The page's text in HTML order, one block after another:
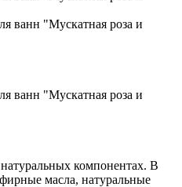
компонентах. В
масла, натуральные